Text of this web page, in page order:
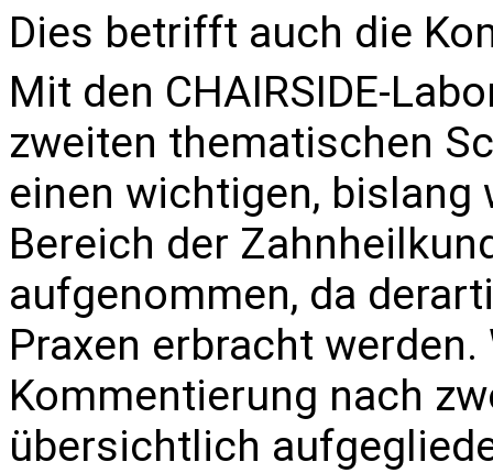
Dies betrifft auch die
Mit den CHAIRSIDE-
zweiten thematischen
einen wichtigen,
Bereich der
aufgenommen, da
Praxen erbracht
Kommentierung nach
übersichtlich